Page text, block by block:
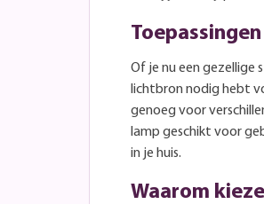
Toepassingen
Of je nu een gezellige
lichtbron nodig hebt
genoeg voor
lamp geschikt voor
in je huis.
Waarom